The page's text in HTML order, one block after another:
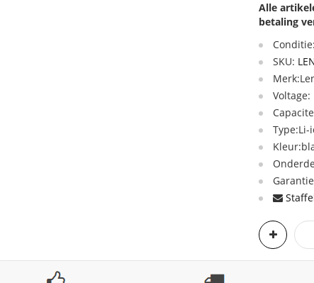
Alle
betaling
SKU:
Voltage:
Type:Li-